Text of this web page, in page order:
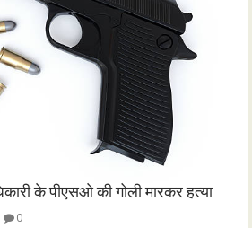
के पीएसओ की गोली मारकर हत्या
0